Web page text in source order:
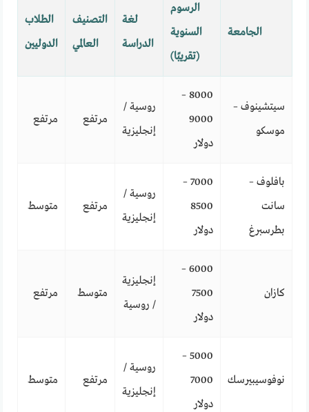
الجامعة
الرسوم
السنوية
(تقريبًا)
لغة
الدراسة
التصنيف
العالمي
الطلاب
الدوليين
سيتشينوف –
موسكو
8000 –
9000
دولار
روسية /
إنجليزية
مرتفع مرتفع
بافلوف –
سانت
بطرسبرغ
7000 –
8500
دولار
روسية /
إنجليزية
مرتفع متوسط
كازان
6000 –
7500
دولار
إنجليزية
/ روسية
متوسط مرتفع
نوفوسيبيرسك
5000 –
7000
دولار
روسية /
إنجليزية
مرتفع متوسط